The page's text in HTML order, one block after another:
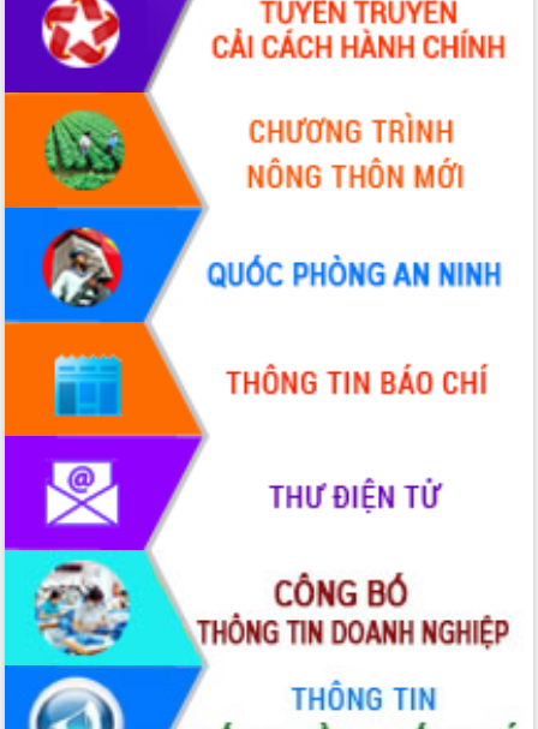
Hội nghị triển khai kết nối mạng
truyền số liệu chuyên dùng phục vụ cơ
quan Đảng, Nhà nước
Lễ phát động chuỗi hoạt động chung
tay làm sạch môi trường
Xã Ea Kar bước chuyển mình trong
công tác cải cách hành chính mô hình
UBND tỉnh họp báo định kỳ tháng 4
năm 2026
Hội thảo khoa học “Giải pháp thúc đẩy
phát triển nền kinh tế xanh tại tỉnh
Đắk Lắk”
Tăng cường giám sát, đôn đốc thực
hiện nhiệm vụ quản lý tài sản công
hàng tuần
Tháo gỡ những vướng mắc, đẩy mạnh
công tác cải cách thủ tục hành chính
tại Trung tâm Phục vụ hành chính
công tỉnh
Đắk Lắk: Tôn vinh 46 giải pháp tại Hội
thi Sáng tạo Kỹ thuật 2024 - 2025
Đắk Lắk rà soát, điều chỉnh Đề án 190
về phát triển nuôi trồng thủy sản
Phó Chủ tịch UBND tỉnh Đắk Lắk
Trương Công Thái kiểm tra thực địa
Dự án cao tốc Khánh Hòa - Buôn Ma
Thuột